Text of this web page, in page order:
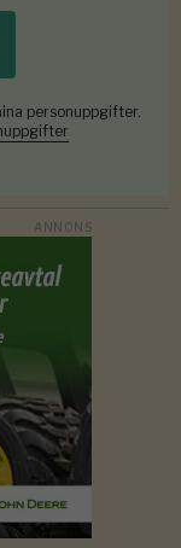
personuppgifter.